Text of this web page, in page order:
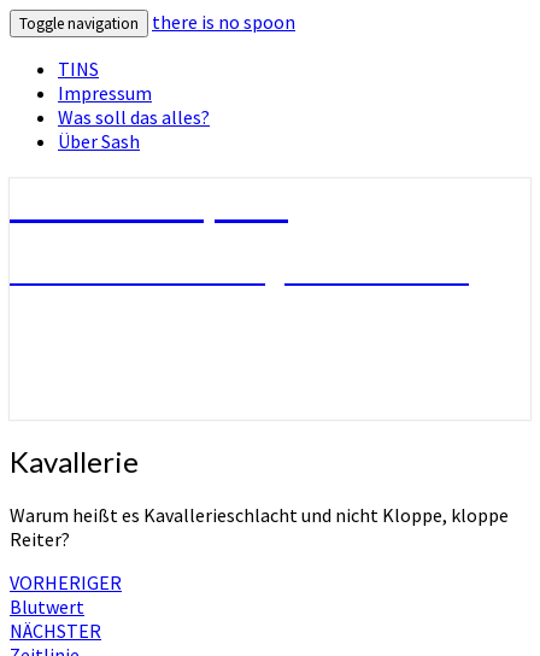
Toggle navigation
there is no spoon
TINS
Impressum
Was soll das alles?
Über Sash
Kavallerie
Kavallerie
Warum heißt es Kavallerieschlacht und nicht Kloppe, kloppe
Reiter?
Beitragsnavigation
VORHERIGER
Blutwert
NÄCHSTER